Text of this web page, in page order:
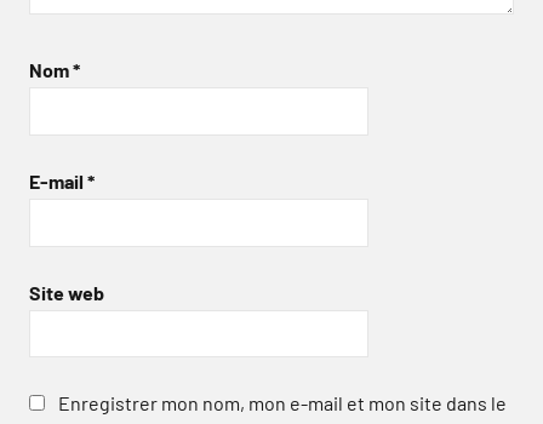
Nom*
E-mail *
Site web
Enregistrer mon nom, mon e-mail et mon site dans le